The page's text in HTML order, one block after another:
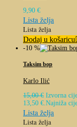
9,90 €
Lista želja
Lista želja
Dodaj u košaricu
-10 %
Taksim bop
Karlo Ilić
15,00€ Izvorna
13,50 €. Najniža
Lista želja
Lista želja